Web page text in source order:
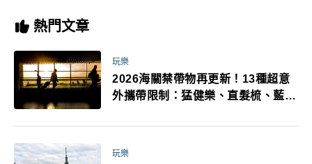
熱門文章
玩樂
2026海關禁帶物再更新！13種超意
外攜帶限制：猛健樂、直髮梳、藍牙
萬！注意事項一次看！
玩樂